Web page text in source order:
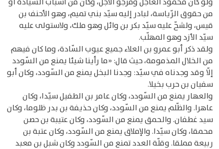
من حقوق الرّياسة، لبادر إليه سيّد بني تميم، وهو الأحنف بن
قيس، ولشحّ عليه سيّد بكر بن وائل وهو ملك، ولاستولى عليه
سيّد الأزد وهو المهلّب.
ولقد ذكر أبو عمرو بن العلاء جميع عيوب السّادة، وما كان فيهم
من الخلال المذمومة، حيث قال: «ما رأينا شيئا يمنع من السّودد
إلّا وقد وجدناه في سيّد: وجدنا البخل يمنع من السّودد، وكان أبو
سفيان بن حرب بخيلا.
والعهار يمنع من السّودد، وكان عامر بن الطفيل سيّدا، وكان
عاهرا. والظّلم يمنع من السّودد، وكان حذيفة بن بدر ظلوما، وكان
سيد غطفان. والحمق يمنع من السّودد، وكان عتيبة بن حصن
محمقا، وكان سيّدا. والإملاق يمنع من السّودد، وكان عتبة بن
ربيعة مملقا. وقلّة العدد تمنع من السّودد وكان شبل بن معبد